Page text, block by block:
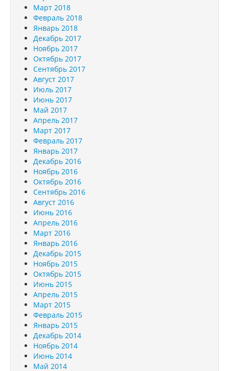
Март 2018
Февраль 2018
Январь 2018
Декабрь 2017
Ноябрь 2017
Октябрь 2017
Сентябрь 2017
Август 2017
Июль 2017
Июнь 2017
Май 2017
Апрель 2017
Март 2017
Февраль 2017
Январь 2017
Декабрь 2016
Ноябрь 2016
Октябрь 2016
Сентябрь 2016
Август 2016
Июнь 2016
Апрель 2016
Март 2016
Январь 2016
Декабрь 2015
Ноябрь 2015
Октябрь 2015
Июнь 2015
Апрель 2015
Март 2015
Февраль 2015
Январь 2015
Декабрь 2014
Ноябрь 2014
Июнь 2014
Май 2014